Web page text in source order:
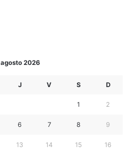
agosto 2026
J V S D
1 2
6 7 8 9
13 14 15 16